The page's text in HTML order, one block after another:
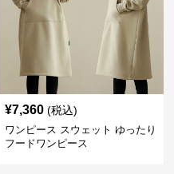
¥7,360 (税込)
ワンピース スウェット ゆったり
フードワンピース